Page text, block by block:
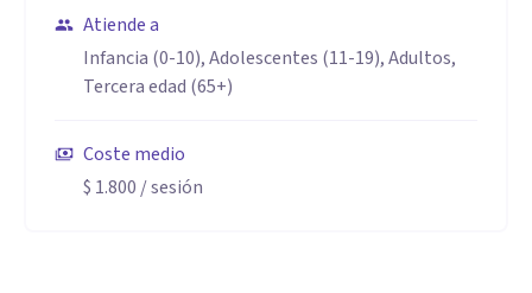
Atiende a
Infancia (0-10), Adolescentes (11-19), Adultos,
Tercera edad (65+)
Coste medio
$ 1.800 / sesión